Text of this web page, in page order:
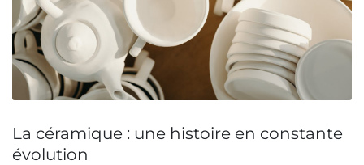
La céramique : une histoire en constante
évolution